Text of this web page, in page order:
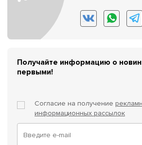
Получайте информацию о
первыми!
Согласие на получение
информационных рассылок